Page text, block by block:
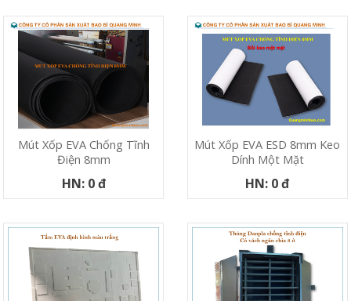
Mút Xốp EVA Chống Tĩnh
Điện 8mm
HN: 0 đ
Mút Xốp EVA ESD 8mm Keo
Dính Một Mặt
HN: 0 đ